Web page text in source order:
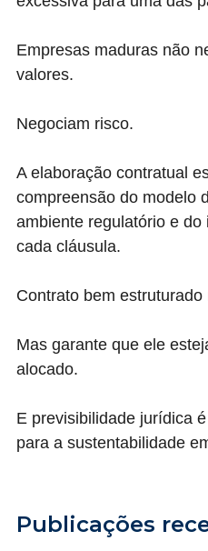
Empresas maduras não
valores.
Negociam risco.
A elaboração contratual
compreensão do modelo
ambiente regulatório e
cada cláusula.
Contrato bem
Mas garante que ele
alocado.
E previsibilidade jurídica
para a sustentabilidade
Publicações